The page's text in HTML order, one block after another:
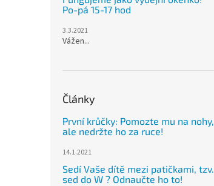
Po-pá 15-17 hod
3.3.2021
Vážen...
Články
První krůčky: Pomozte mu na nohy,
ale nedržte ho za ruce!
14.1.2021
Sedí Vaše dítě mezi patičkami, tzv.
sed do W ? Odnaučte ho to!